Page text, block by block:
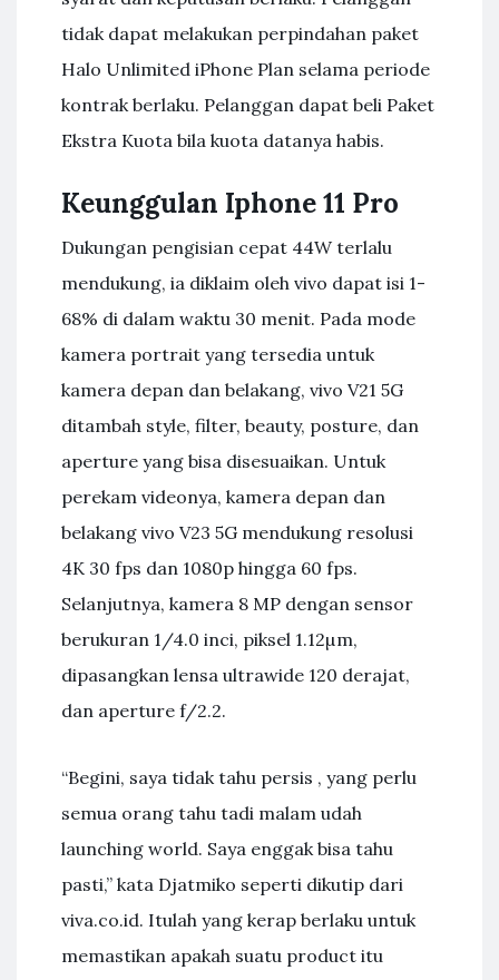
tidak dapat melakukan perpindahan paket
Halo Unlimited iPhone Plan selama periode
kontrak berlaku. Pelanggan dapat beli Paket
Ekstra Kuota bila kuota datanya habis.
Keunggulan Iphone 11 Pro
Dukungan pengisian cepat 44W terlalu
mendukung, ia diklaim oleh vivo dapat isi 1-
68% di dalam waktu 30 menit. Pada mode
kamera portrait yang tersedia untuk
kamera depan dan belakang, vivo V21 5G
ditambah style, filter, beauty, posture, dan
aperture yang bisa disesuaikan. Untuk
perekam videonya, kamera depan dan
belakang vivo V23 5G mendukung resolusi
4K 30 fps dan 1080p hingga 60 fps.
Selanjutnya, kamera 8 MP dengan sensor
berukuran 1/4.0 inci, piksel 1.12µm,
dipasangkan lensa ultrawide 120 derajat,
dan aperture f/2.2.
“Begini, saya tidak tahu persis , yang perlu
semua orang tahu tadi malam udah
launching world. Saya enggak bisa tahu
pasti,” kata Djatmiko seperti dikutip dari
viva.co.id. Itulah yang kerap berlaku untuk
memastikan apakah suatu product itu